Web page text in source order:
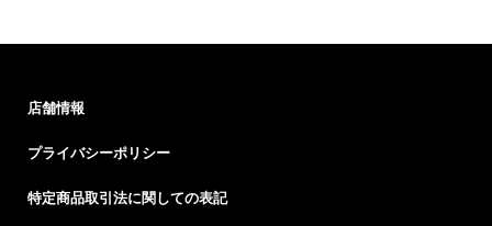
店舗情報
プライバシーポリシー
特定商品取引法に関しての表記